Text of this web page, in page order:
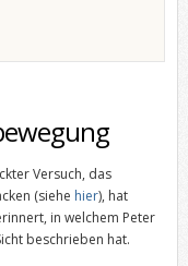
Versuch, das
(siehe hier), hat
in welchem Peter
beschrieben hat.